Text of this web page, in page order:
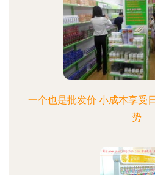
一个也是批发价 小成本享受
势